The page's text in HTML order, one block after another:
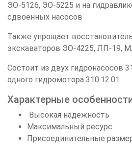
ЭО-5126, ЭО-5225 и на
сдвоенных насосов
Также упрощает
экскаваторов ЭО-4225, ЛП-19,
Состоит из двух гидронасосов
одного гидромотора 310.12.01
Характерные
Высокая надежность
Максимальный ресурс
Присоединительные